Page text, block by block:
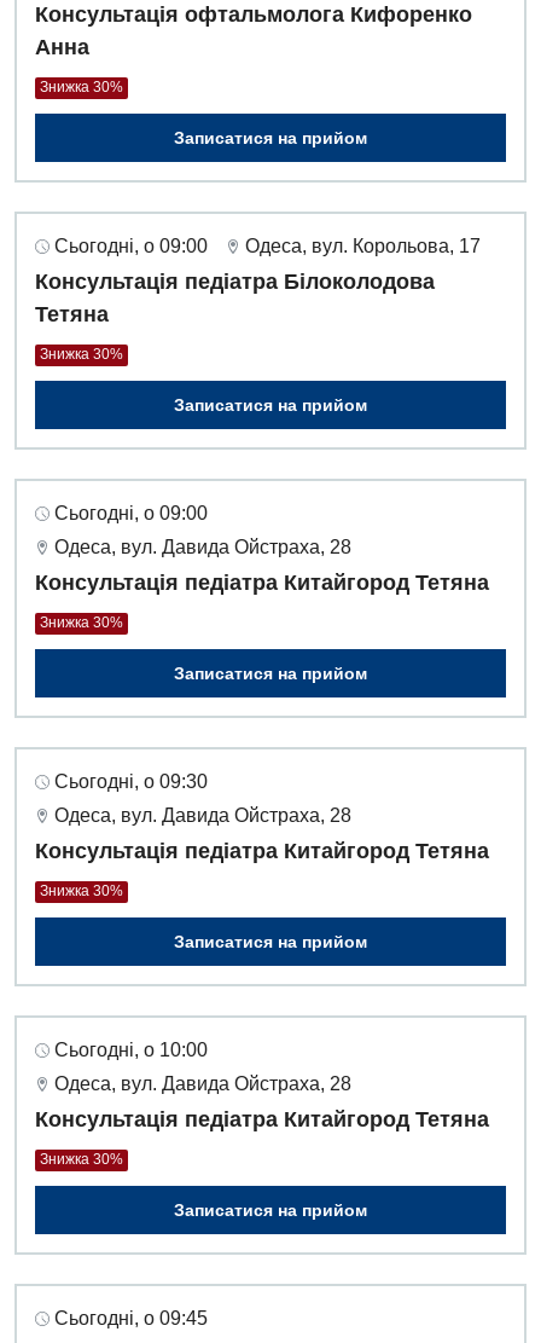
Вакансії
Інтернатура
Безкоштовні операції
Енциклопедія
Відео
Ангіографічні дослідження
Діагностичне відділення
Мамографія
Рентгенографія
Акушерство і гінекологія
Відділ госпіталізації
Відділення кардіосудинної патології та неврології
Відділення невідкладних станів
Відділення інтенсивної терапії
Денний стаціонар
Діагностичне відділення
Ендоскопічне відділення
Педіатричне відділення
Декларування
Національний скринінг здоров’я 40+
Російська
Консультація офтальмолога Кифоренко
Анна
Знижка 30%
Записатися на прийом
Сьогодні, о 09:00 Одеса, вул. Корольова, 17
Консультація педіатра Білоколодова
Тетяна
Знижка 30%
Записатися на прийом
Сьогодні, о 09:00
Одеса, вул. Давида Ойстраха, 28
Консультація педіатра Китайгород Тетяна
Знижка 30%
Записатися на прийом
Сьогодні, о 09:30
Одеса, вул. Давида Ойстраха, 28
Консультація педіатра Китайгород Тетяна
Знижка 30%
Записатися на прийом
Сьогодні, о 10:00
Одеса, вул. Давида Ойстраха, 28
Консультація педіатра Китайгород Тетяна
Знижка 30%
Записатися на прийом
Сьогодні, о 09:45